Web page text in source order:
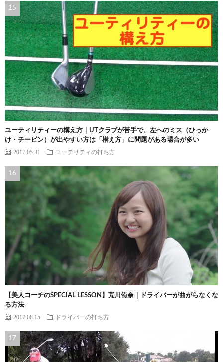
ユーティリティーの構え方｜UTクラブが苦手で、左へのミス（ひっか
け・チーピン）が出やすい方は「構え方」に問題がある場合が多い
2017.05.31 ユーテリティの打ち方
【美人コーチのSPECIAL LESSON】荒川侑奈｜ドライバーが曲がらなくな
る方法
2017.08.15 ドライバーの打ち方